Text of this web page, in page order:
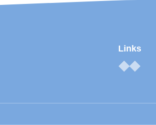
Links